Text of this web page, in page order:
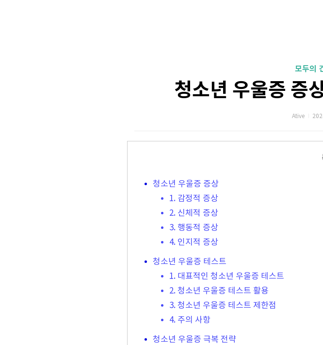
모두의
청소년 우울증 증
Ative
청소년 우울증 증상
1. 감정적 증상
2. 신체적 증상
3. 행동적 증상
4. 인지적 증상
청소년 우울증 테스트
1. 대표적인 청소년 우울증 테스트
2. 청소년 우울증 테스트 활용
3. 청소년 우울증 테스트 제한점
4. 주의 사항
청소년 우울증 극복 전략